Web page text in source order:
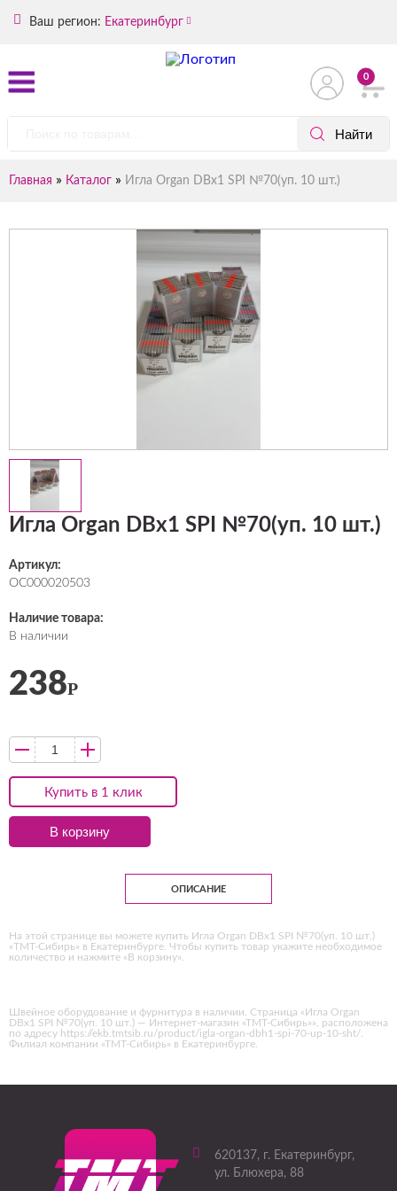
Ваш регион: Екатеринбург
0
Главная » Каталог » Игла Organ DBх1 SPI №70(уп. 10 шт.)
Игла Organ DBх1 SPI №70(уп. 10 шт.)
Артикул:
ОС000020503
Наличие товара:
В наличии
Купить в 1 клик
238Р
В корзину
ОПИСАНИЕ
На этой странице вы можете купить Игла Organ DBх1 SPI №70(уп. 10 шт.)
«ТМТ-Сибирь» в Екатеринбурге. Чтобы купить товар укажите необходимое
количество и нажмите «В корзину».
Швейное оборудование и фурнитура в наличии. Страница «Игла Organ
DBх1 SPI №70(уп. 10 шт.) — Интернет-магазин «ТМТ-Сибирь»», расположена
по адресу https://ekb.tmtsib.ru/product/igla-organ-dbh1-spi-70-up-10-sht/.
Филиал компании «ТМТ-Сибирь» в Екатеринбурге.
620137, г. Екатеринбург,
ул. Блюхера, 88